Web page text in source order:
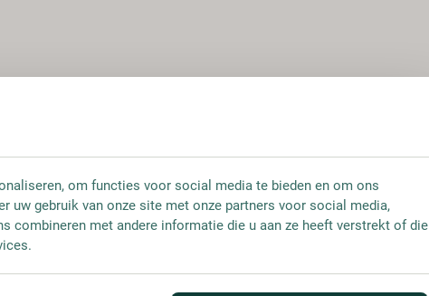
om functies voor social media te bieden en om ons
uw gebruik van onze site met onze partners voor social media,
combineren met andere informatie die u aan ze heeft verstrekt of die